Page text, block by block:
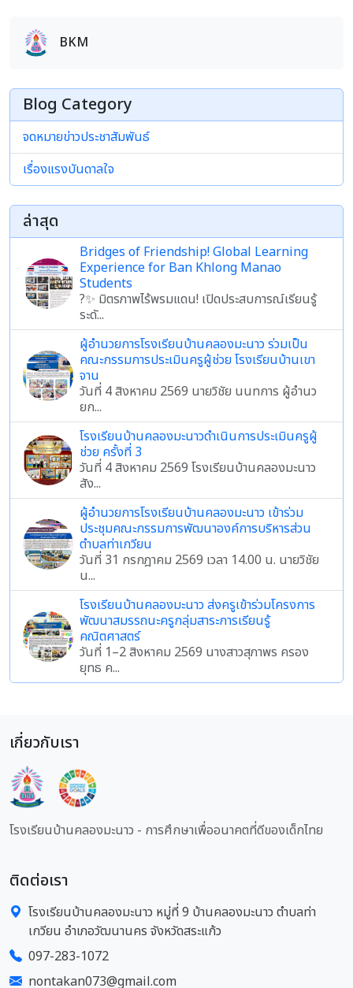
BKM
Blog Category
จดหมายข่าวประชาสัมพันธ์
เรื่องแรงบันดาลใจ
ล่าสุด
Bridges of Friendship! Global Learning
Experience for Ban Khlong Manao
Students
?✨ มิตรภาพไร้พรมแดน! เปิดประสบการณ์เรียนรู้
ระดั...
ผู้อำนวยการโรงเรียนบ้านคลองมะนาว ร่วมเป็น
คณะกรรมการประเมินครูผู้ช่วย โรงเรียนบ้านเขา
จาน
วันที่ 4 สิงหาคม 2569 นายวิชัย นนทการ ผู้อำนว
ยก...
โรงเรียนบ้านคลองมะนาวดำเนินการประเมินครูผู้
ช่วย ครั้งที่ 3
วันที่ 4 สิงหาคม 2569 โรงเรียนบ้านคลองมะนาว
สัง...
ผู้อำนวยการโรงเรียนบ้านคลองมะนาว เข้าร่วม
ประชุมคณะกรรมการพัฒนาองค์การบริหารส่วน
ตำบลท่าเกวียน
วันที่ 31 กรกฎาคม 2569 เวลา 14.00 น. นายวิชัย
น...
โรงเรียนบ้านคลองมะนาว ส่งครูเข้าร่วมโครงการ
พัฒนาสมรรถนะครูกลุ่มสาระการเรียนรู้
คณิตศาสตร์
วันที่ 1–2 สิงหาคม 2569 นางสาวสุภาพร ครอง
ยุทธ ค...
เกี่ยวกับเรา
โรงเรียนบ้านคลองมะนาว - การศึกษาเพื่ออนาคตที่ดีของเด็กไทย
ติดต่อเรา
โรงเรียนบ้านคลองมะนาว หมู่ที่ 9 บ้านคลองมะนาว ตำบลท่า
เกวียน อำเภอวัฒนานคร จังหวัดสระแก้ว
097-283-1072
nontakan073@gmail.com